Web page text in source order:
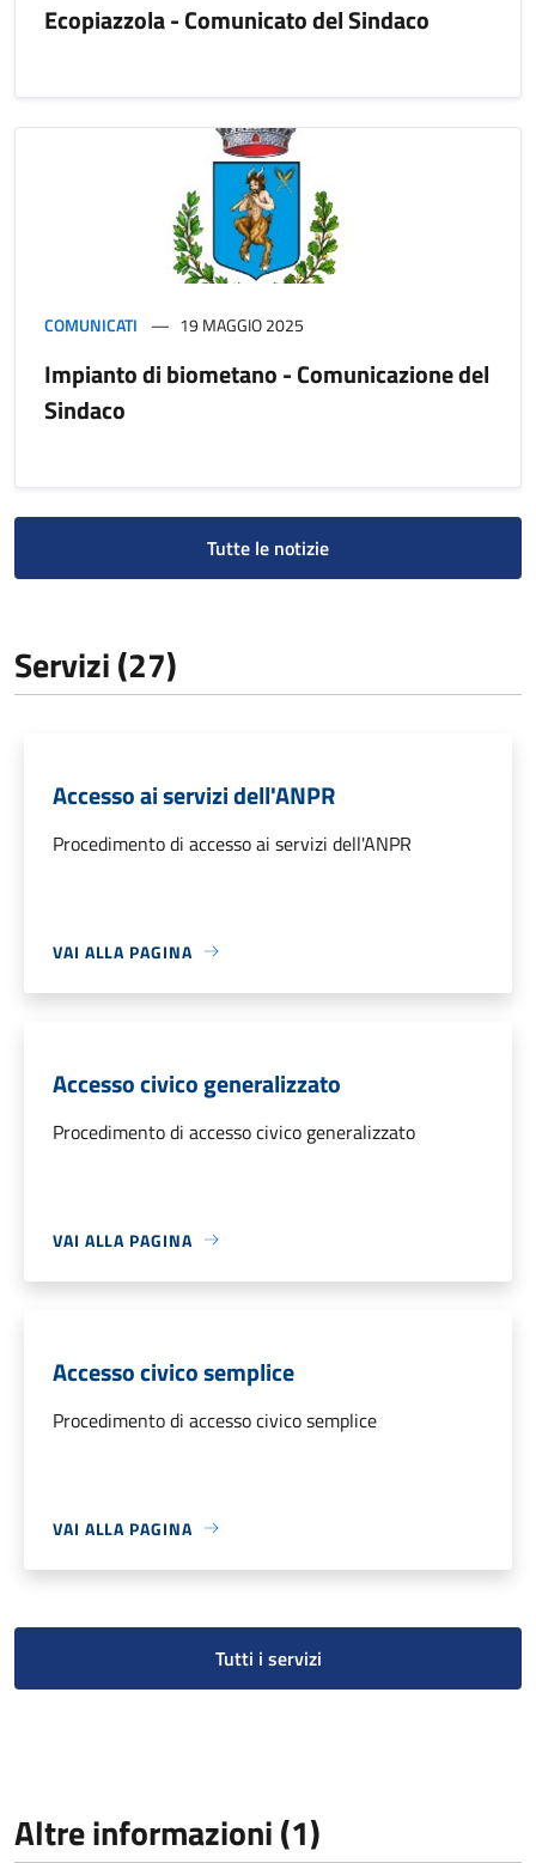
Ecopiazzola - Comunicato del Sindaco
COMUNICATI 19 MAGGIO 2025
Impianto di biometano - Comunicazione del
Sindaco
Tutte le notizie
Servizi (27)
Accesso ai servizi dell'ANPR
Procedimento di accesso ai servizi dell'ANPR
VAI ALLA PAGINA
Accesso civico generalizzato
Procedimento di accesso civico generalizzato
VAI ALLA PAGINA
Accesso civico semplice
Procedimento di accesso civico semplice
VAI ALLA PAGINA
Tutti i servizi
Altre informazioni (1)